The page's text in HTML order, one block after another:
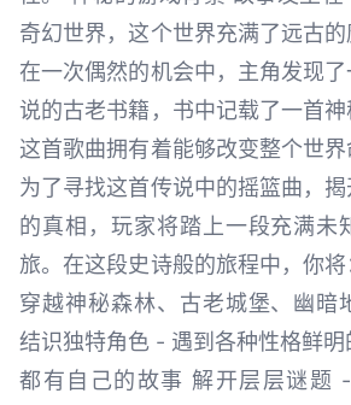
奇幻世界，这个世界充满了远古的
在一次偶然的机会中，主角发现
说的古老书籍，书中记载了一首
这首歌曲拥有着能够改变整个世界
为了寻找这首传说中的摇篮曲，
的真相，玩家将踏上一段充满未
旅。在这段史诗般的旅程中，你
穿越神秘森林、古老城堡、幽暗
结识独特角色 - 遇到各种性格鲜
都有自己的故事 解开层层谜题